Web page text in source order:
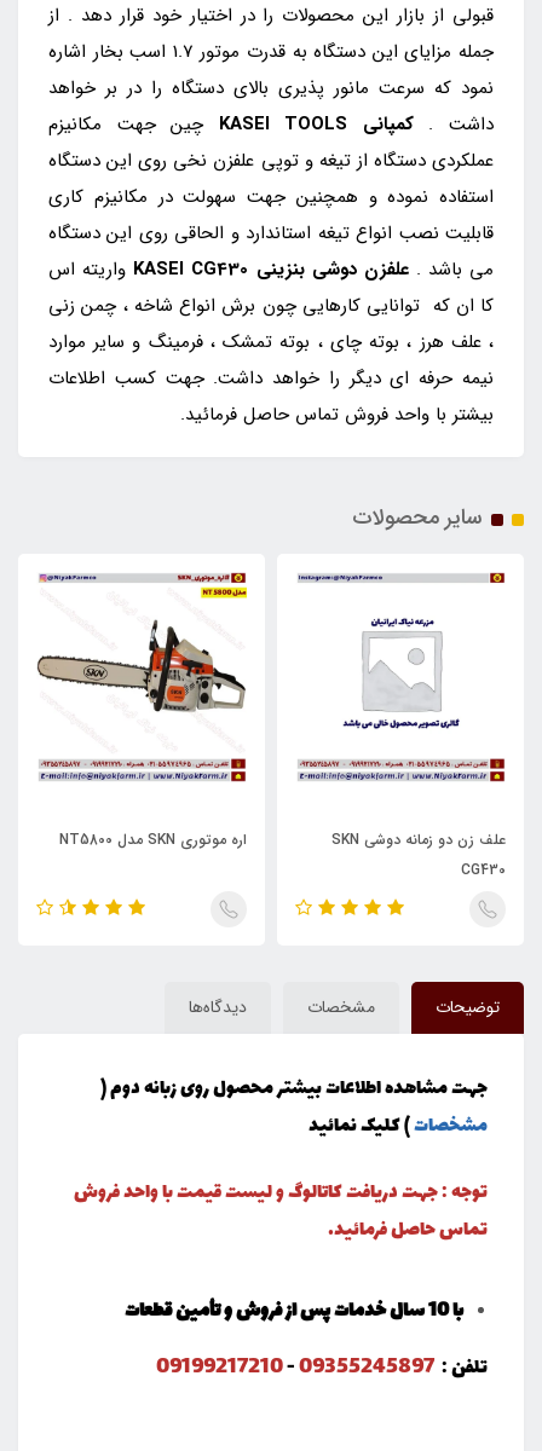
قبولی از بازار این محصولات را در اختیار خود قرار دهد . از
جمله مزایای این دستگاه به قدرت موتور 1.7 اسب بخار اشاره
نمود که سرعت مانور پذیری بالای دستگاه را در بر خواهد
داشت .کمپانی KASEI TOOLS
چین جهت مکانیزم
عملکردی دستگاه از تیغه و توپی علفزن نخی روی این دستگاه
استفاده نموده و همچنین جهت سهولت در مکانیزم کاری
قابلیت نصب انواع تیغه استاندارد و الحاقی روی این دستگاه
می باشد .علفزن دوشیبنزینی
واریته اس
کا ان که توانایی کارهایی چون برش انواع شاخه ، چمن زنی
، علف هرز ، بوته چای ، بوته تمشک ، فرمینگ و سایر موارد
نیمه حرفه ای دیگر را خواهد داشت. جهت کسب اطلاعات
بیشتر با واحد فروش تماس حاصل فرمائید.
سایر محصولات
علف زن دو زمانه دوشی SKN
CG430
اره موتوری SKN مدل NT5800
توضیحات مشخصات دیدگاه‌ها
جهت مشاهده اطلاعات بیشتر محصول روی زبانه دوم (
مشخصات) کلیک نمائید
توجه : جهت دریافت کاتالوگ و لیست قیمت با واحد فروش
تماس حاصل فرمائید.
با 10 سال خدمات پس از فروش و تأمین قطعات
تلفن : 09355245897
-
09199217210